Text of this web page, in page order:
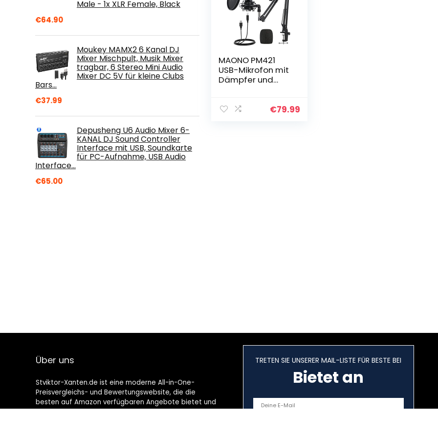
Male - 1x XLR Female, Black
€64.90
Moukey MAMX2 6 Kanal DJ
Mixer Mischpult, Musik Mixer
tragbar, 6 Stereo Mini Audio
Mixer DC 5V für kleine Clubs
Bars…
€37.99
Depusheng U6 Audio Mixer 6-
KANAL DJ Sound Controller
Interface mit USB, Soundkarte
für PC-Aufnahme, USB Audio
Interface…
€65.00
MAONO PM421
USB-Mikrofon mit
Dämpfer und
Kondensatormikr
€79.99
Über uns
Stviktor-Xanten.de ist eine moderne All-in-One-
Preisvergleichs- und Bewertungswebsite, die die
besten auf Amazon verfügbaren Angebote bietet und
Sie durch die neuesten hinzugefügten Blogs auf dem
TRETEN SIE UNSERER MAIL-LISTE FÜR BESTE BEI
Bietet an